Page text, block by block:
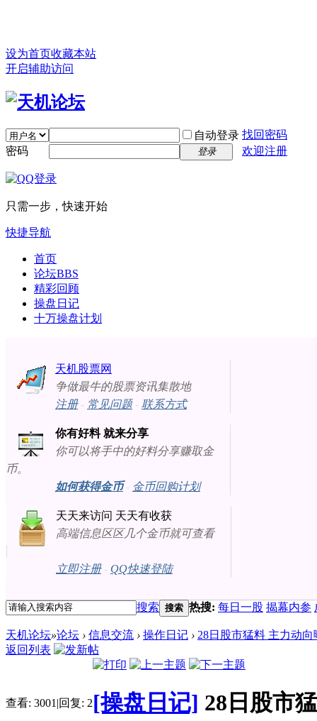
设为首页收藏本站
开启辅助访问
自动登录 找回密码
密码
登录 欢迎注册
只需一步，快速开始
快捷导航
首页
论坛BBS
精彩回顾
操盘日记
十万操盘计划
天机股票网
争做最牛的股票资讯集散地
注册- 常见问题- 联系方式
你有好料 就来分享
你可以将手中的好料分享赚取金
币。
如何获得金币- 金币回购计划
天天来访问 天天有收获
高端信息区区几个金币就可查看
立即注册- QQ快速登陆
搜索 搜索 热搜: 每日一股 揭幕内参
天机论坛»论坛 › 信息交流 › 操作日记 › 28日股市猛料 主力动向
返回列表
查看: 3001 |回复: 2[操盘日记] 28日股市